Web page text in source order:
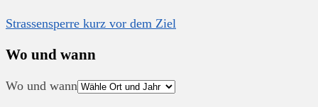
Strassensperre kurz vor dem Ziel
Wo und wann
Wo und wann